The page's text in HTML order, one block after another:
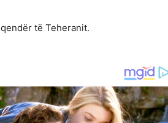
të Teheranit.